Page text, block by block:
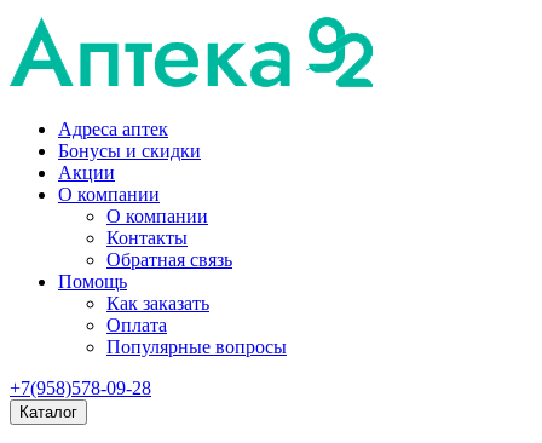
Адреса аптек
Бонусы и скидки
Акции
О компании
О компании
Контакты
Обратная связь
Помощь
Как заказать
Оплата
Популярные вопросы
+7(958)578-09-28
Каталог